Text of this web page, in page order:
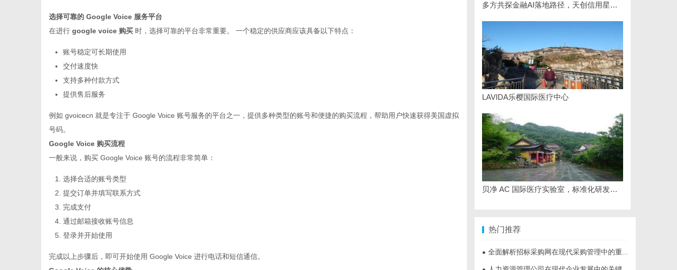
选择可靠的 Google Voice 服务平台
在进行 google voice 购买 时，选择可靠的平台非常重要。 一个稳定的供应商应该具备以下特点：
账号稳定可长期使用
交付速度快
支持多种付款方式
提供售后服务
例如 gvoicecn 就是专注于 Google Voice 账号服务的平台之一，提供多种类型的账号和便捷的购买流程，帮助用户快速获得美国虚拟
号码。
Google Voice 购买流程
一般来说，购买 Google Voice 账号的流程非常简单：
选择合适的账号类型
提交订单并填写联系方式
完成支付
通过邮箱接收账号信息
登录并开始使用
完成以上步骤后，即可开始使用 Google Voice 进行电话和短信通信。
多方共探金融AI落地路径，天创信用星图AI助力产业金融智能升级
LAVIDA乐樱国际医疗中心
贝净 AC 国际医疗实验室，标准化研发体系全解析
热门推荐
● 全面解析招标采购网在现代采购管理中的重要作用与应用